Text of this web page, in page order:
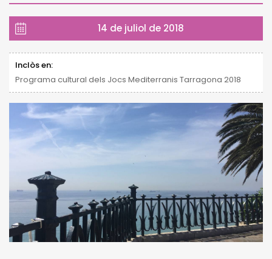
14 de juliol de 2018
Inclòs en:
Programa cultural dels Jocs Mediterranis Tarragona 2018